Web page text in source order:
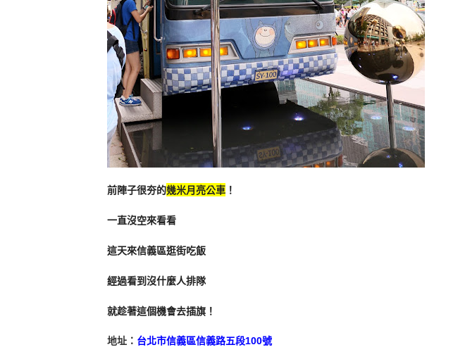
前陣子很夯的幾米月亮公車 ！
一直沒空來看看
這天來信義區逛街吃飯
經過看到沒什麼人排隊
就趁著這個機會去插旗！
地址： 台北市信義區信義路五段100號